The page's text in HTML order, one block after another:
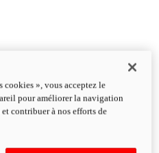
cookies », vous acceptez le
pour améliorer la navigation
contribuer à nos efforts de